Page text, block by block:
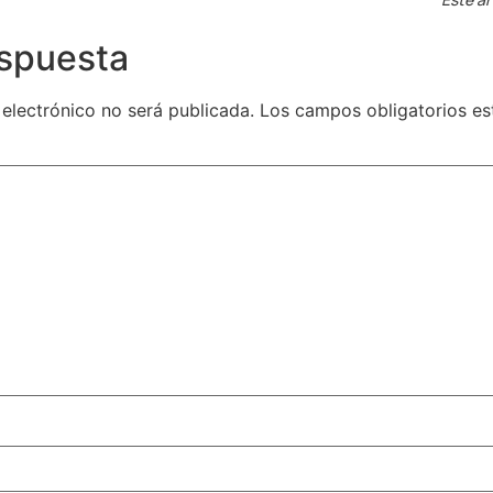
no será publicada. Los campos obligatorios